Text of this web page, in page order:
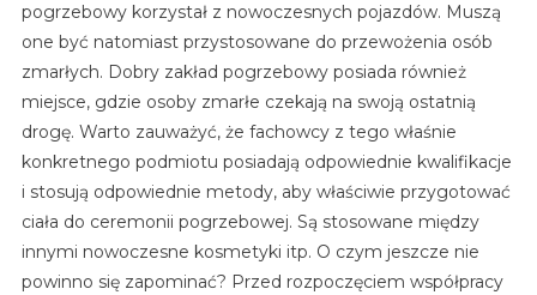
pogrzebowy korzystał z nowoczesnych pojazdów. Muszą
one być natomiast przystosowane do przewożenia osób
zmarłych. Dobry zakład pogrzebowy posiada również
miejsce, gdzie osoby zmarłe czekają na swoją ostatnią
drogę. Warto zauważyć, że fachowcy z tego właśnie
konkretnego podmiotu posiadają odpowiednie kwalifikacje
i stosują odpowiednie metody, aby właściwie przygotować
ciała do ceremonii pogrzebowej. Są stosowane między
innymi nowoczesne kosmetyki itp. O czym jeszcze nie
powinno się zapominać? Przed rozpoczęciem współpracy